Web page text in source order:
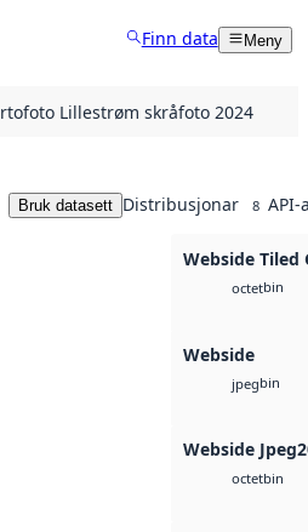
Finn data Meny
Lillestrøm skråfoto 2024
Bruk datasett Distribusjonar 8 API-
Webside Tiled
octetbin
Webside
jpegbin
Webside
octetbin